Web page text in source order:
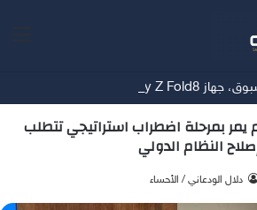
يمر بمرحلة اضطراب استراتيجي تتطلب
النظام الدولي
‫ دلال الودعاني / الأحساء